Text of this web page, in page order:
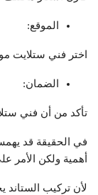
الموقع:
اختر فني ستلايت
الضمان:
تأكد من أن فني
في الحقيقة قد
أهمية ولكن
لأن تركيب الستاند